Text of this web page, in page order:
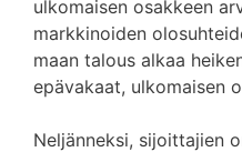
ulkomaisen osakkeen
markkinoiden
maan talous alkaa
epävakaat, ulkomaisen
Neljänneksi, sijoittajien